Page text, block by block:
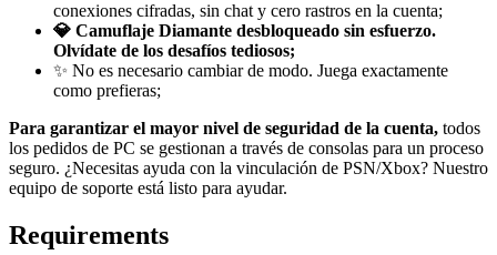
conexiones cifradas, sin chat y cero rastros en la cuenta;
💎 Camuflaje Diamante desbloqueado sin esfuerzo.
Olvídate de los desafíos tediosos;
✨ No es necesario cambiar de modo. Juega exactamente
como prefieras;
Para garantizar el mayor nivel de seguridad de la cuenta, todos
los pedidos de PC se gestionan a través de consolas para un proceso
seguro. ¿Necesitas ayuda con la vinculación de PSN/Xbox? Nuestro
equipo de soporte está listo para ayudar.
Requirements